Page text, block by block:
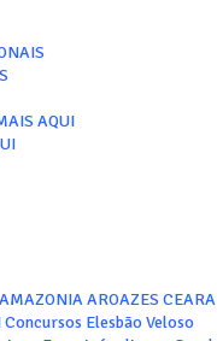
AQUI
AMAZONIA AROAZES CEARA
Concursos Elesbão Veloso